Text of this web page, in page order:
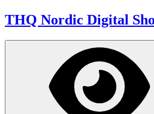
THQ Nordic Digital